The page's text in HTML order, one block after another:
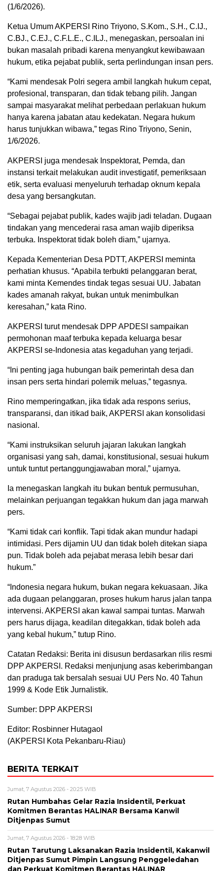
(1/6/2026).
Ketua Umum AKPERSI Rino Triyono, S.Kom., S.H., C.IJ.,
C.BJ., C.EJ., C.F.L.E., C.ILJ., menegaskan, persoalan ini
bukan masalah pribadi karena menyangkut kewibawaan
hukum, etika pejabat publik, serta perlindungan insan pers.
“Kami mendesak Polri segera ambil langkah hukum cepat,
profesional, transparan, dan tidak tebang pilih. Jangan
sampai masyarakat melihat perbedaan perlakuan hukum
hanya karena jabatan atau kedekatan. Negara hukum
harus tunjukkan wibawa,” tegas Rino Triyono, Senin,
1/6/2026.
AKPERSI juga mendesak Inspektorat, Pemda, dan
instansi terkait melakukan audit investigatif, pemeriksaan
etik, serta evaluasi menyeluruh terhadap oknum kepala
desa yang bersangkutan.
“Sebagai pejabat publik, kades wajib jadi teladan. Dugaan
tindakan yang mencederai rasa aman wajib diperiksa
terbuka. Inspektorat tidak boleh diam,” ujarnya.
Kepada Kementerian Desa PDTT, AKPERSI meminta
perhatian khusus. “Apabila terbukti pelanggaran berat,
kami minta Kemendes tindak tegas sesuai UU. Jabatan
kades amanah rakyat, bukan untuk menimbulkan
keresahan,” kata Rino.
AKPERSI turut mendesak DPP APDESI sampaikan
permohonan maaf terbuka kepada keluarga besar
AKPERSI se-Indonesia atas kegaduhan yang terjadi.
“Ini penting jaga hubungan baik pemerintah desa dan
insan pers serta hindari polemik meluas,” tegasnya.
Rino memperingatkan, jika tidak ada respons serius,
transparansi, dan itikad baik, AKPERSI akan konsolidasi
nasional.
“Kami instruksikan seluruh jajaran lakukan langkah
organisasi yang sah, damai, konstitusional, sesuai hukum
untuk tuntut pertanggungjawaban moral,” ujarnya.
Ia menegaskan langkah itu bukan bentuk permusuhan,
melainkan perjuangan tegakkan hukum dan jaga marwah
pers.
“Kami tidak cari konflik. Tapi tidak akan mundur hadapi
intimidasi. Pers dijamin UU dan tidak boleh ditekan siapa
pun. Tidak boleh ada pejabat merasa lebih besar dari
hukum.”
“Indonesia negara hukum, bukan negara kekuasaan. Jika
ada dugaan pelanggaran, proses hukum harus jalan tanpa
intervensi. AKPERSI akan kawal sampai tuntas. Marwah
pers harus dijaga, keadilan ditegakkan, tidak boleh ada
yang kebal hukum,” tutup Rino.
Catatan Redaksi: Berita ini disusun berdasarkan rilis resmi
DPP AKPERSI. Redaksi menjunjung asas keberimbangan
dan praduga tak bersalah sesuai UU Pers No. 40 Tahun
1999 & Kode Etik Jurnalistik.
Sumber: DPP AKPERSI
Editor: Rosbinner Hutagaol
(AKPERSI Kota Pekanbaru-Riau)
BERITA TERKAIT
Jumat, 7 Agustus 2026 - 20:25 WIB
Rutan Humbahas Gelar Razia Insidentil, Perkuat
Komitmen Berantas HALINAR Bersama Kanwil
Ditjenpas Sumut
Jumat, 7 Agustus 2026 - 18:28 WIB
Rutan Tarutung Laksanakan Razia Insidentil, Kakanwil
Ditjenpas Sumut Pimpin Langsung Penggeledahan
dan Perkuat Komitmen Berantas HALINAR